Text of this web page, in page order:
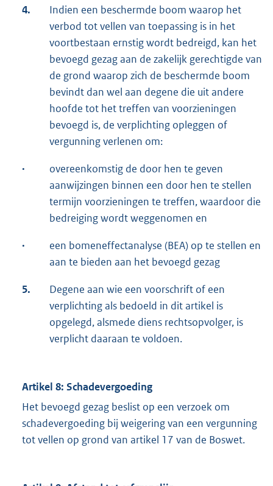
4.
Indien een beschermde boom waarop het
verbod tot vellen van toepassing is in het
voortbestaan ernstig wordt bedreigd, kan het
bevoegd gezag aan de zakelijk gerechtigde van
de grond waarop zich de beschermde boom
bevindt dan wel aan degene die uit andere
hoofde tot het treffen van voorzieningen
bevoegd is, de verplichting opleggen of
vergunning verlenen om:
·
overeenkomstig de door hen te geven
aanwijzingen binnen een door hen te stellen
termijn voorzieningen te treffen, waardoor die
bedreiging wordt weggenomen en
·
een bomeneffectanalyse (BEA) op te stellen en
aan te bieden aan het bevoegd gezag
5.
Degene aan wie een voorschrift of een
verplichting als bedoeld in dit artikel is
opgelegd, alsmede diens rechtsopvolger, is
verplicht daaraan te voldoen.
Artikel 8: Schadevergoeding
Het bevoegd gezag beslist op een verzoek om
schadevergoeding bij weigering van een vergunning
tot vellen op grond van artikel 17 van de Boswet.